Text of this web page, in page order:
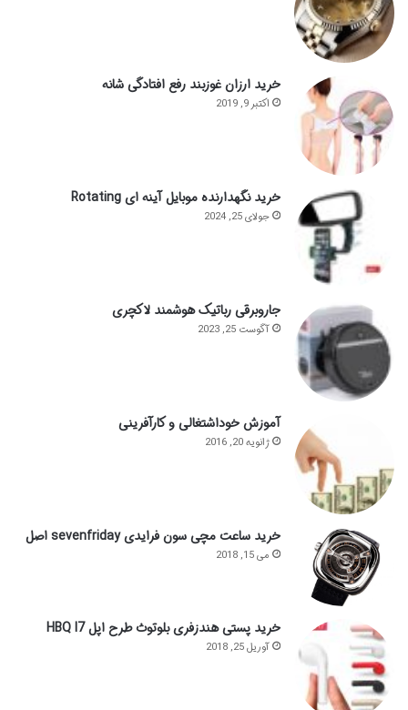
خرید ارزان غوزبند رفع افتادگی شانه
اکتبر 9, 2019
خرید نگهدارنده موبایل آینه ای Rotating
جولای 25, 2024
جاروبرقی رباتیک هوشمند لاکچری
آگوست 25, 2023
آموزش خوداشتغالی و کارآفرینی
ژانویه 20, 2016
خرید ساعت مچی سون فرایدی sevenfriday اصل
می 15, 2018
خرید پستی هندزفری بلوتوث طرح اپل HBQ I7
آوریل 25, 2018